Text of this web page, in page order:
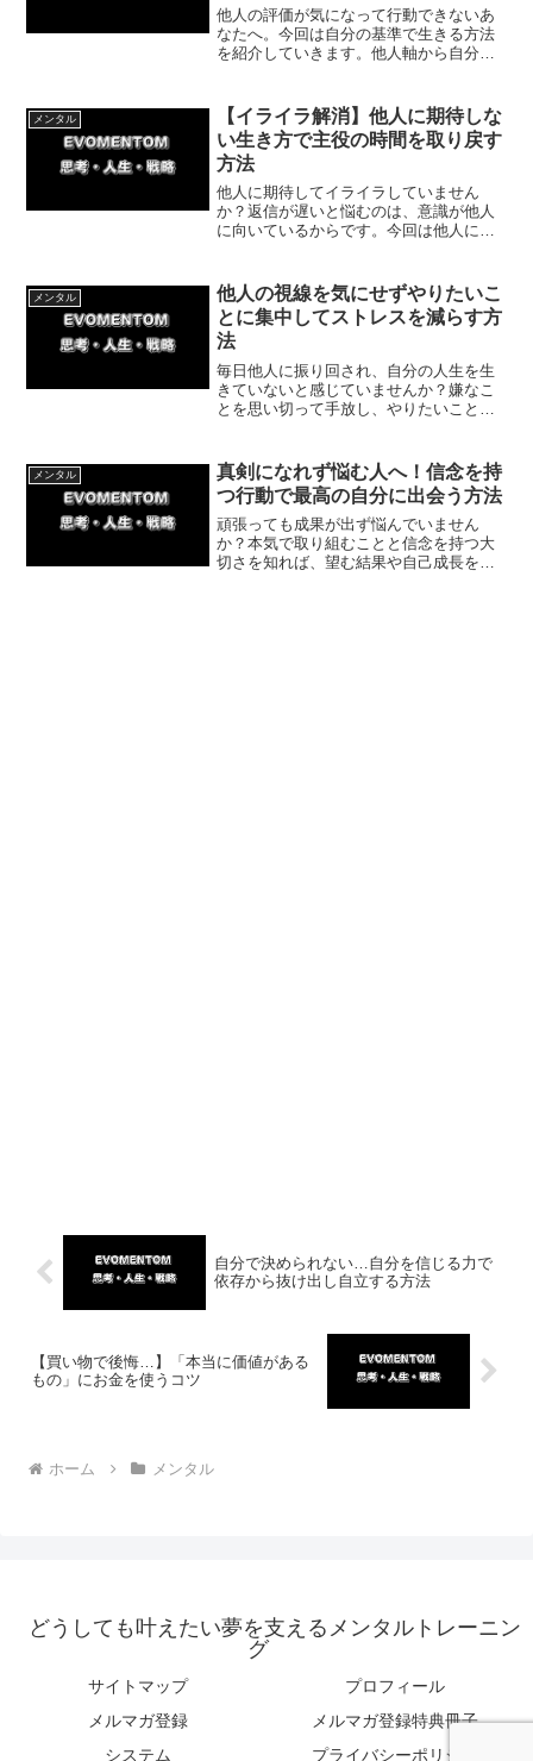
他人の評価が気になって行動できないあ
なたへ。今回は自分の基準で生きる方法
を紹介していきます。他人軸から自分軸
からできる簡単な一歩もご紹介。
メンタル
【イライラ解消】他人に期待しな
い生き方で主役の時間を取り戻す
方法
他人に期待してイライラしていません
か？返信が遅いと悩むのは、意識が他人
に向いているからです。今回は他人に期
が主役の充実した時間を増やす秘訣をお
届けします。
メンタル
他人の視線を気にせずやりたいこ
とに集中してストレスを減らす方
法
毎日他人に振り回され、自分の人生を生
きていないと感じていませんか？嫌なこ
とを思い切って手放し、やりたいことに
り戻すための具体策と具体的な一歩をわ
かりやすく解説します。
メンタル
真剣になれず悩む人へ！信念を持
つ行動で最高の自分に出会う方法
頑張っても成果が出ず悩んでいません
か？本気で取り組むことと信念を持つ大
切さを知れば、望む結果や自己成長を引
自分で決められない…自分を信じる力で
依存から抜け出し自立する方法
【買い物で後悔…】「本当に価値がある
もの」にお金を使うコツ
ホーム メンタル
どうしても叶えたい夢を支えるメンタルトレーニン
グ
サイトマップ
プロフィール
メルマガ登録
メルマガ登録特典冊子
システム
プライバシーポリシー